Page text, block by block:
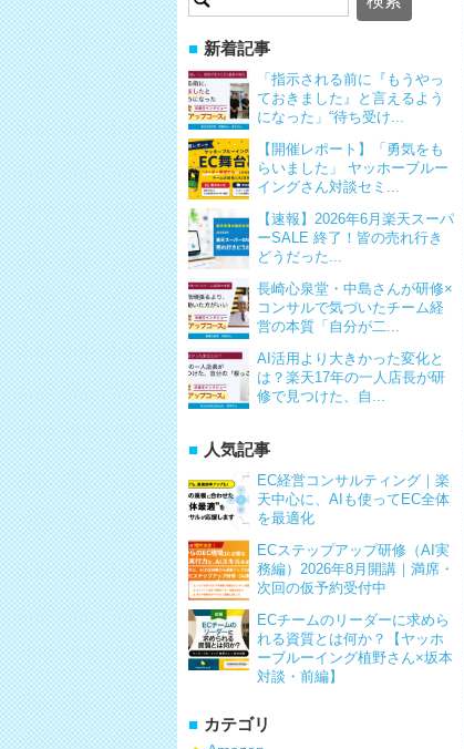
索:
新着記事
「指示される前に『もうやっ
ておきました』と言えるよう
になった」“待ち受け...
【開催レポート】「勇気をも
らいました」 ヤッホーブルー
イングさん対談セミ...
【速報】2026年6月楽天スーパ
ーSALE 終了！皆の売れ行き
どうだった...
長崎心泉堂・中島さんが研修×
コンサルで気づいたチーム経
営の本質「自分が二...
AI活用より大きかった変化と
は？楽天17年の一人店長が研
修で見つけた、自...
人気記事
EC経営コンサルティング｜楽
天中心に、AIも使ってEC全体
を最適化
ECステップアップ研修（AI実
務編）2026年8月開講｜満席・
次回の仮予約受付中
ECチームのリーダーに求めら
れる資質とは何か？【ヤッホ
ーブルーイング植野さん×坂本
対談・前編】
カテゴリ